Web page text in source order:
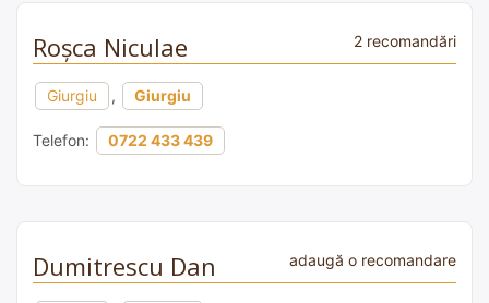
Roșca Niculae 2 recomandări
Giurgiu , Giurgiu
Telefon: 0722 433 439
Dumitrescu Dan adaugă o recomandare